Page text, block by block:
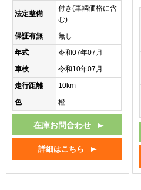
法定整備
付き(車輌価格に含
む)
保証有無
無し
年式
令和07年07月
車検
令和10年07月
走行距離
10km
色
橙
在庫お問合わせ
詳細はこちら